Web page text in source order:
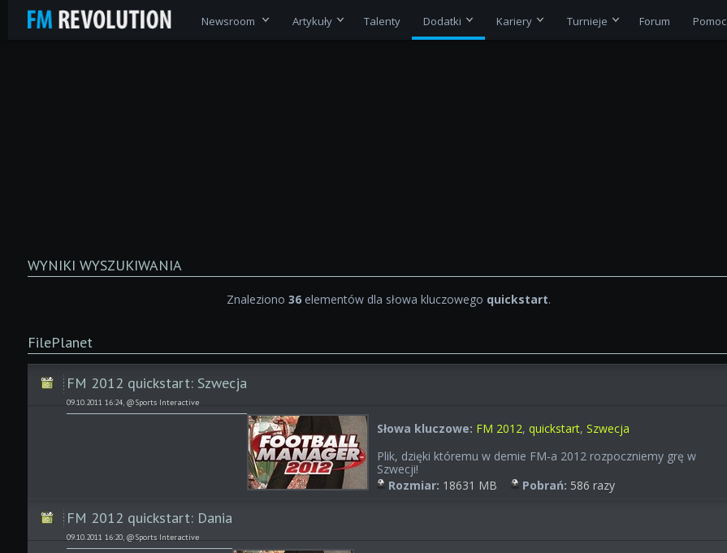
Newsroom Artykuły Talenty Dodatki Kariery Turnieje Forum Pomoc
WYNIKI WYSZUKIWANIA
Znaleziono36 elementów dla słowa kluczowego quickstart.
FilePlanet
FM 2012 quickstart: Szwecja
09.10.2011 16:24, @Sports Interactive
Słowa kluczowe: FM 2012, quickstart, Szwecja
Plik, dzięki któremu w demie FM-a 2012 rozpoczniemy grę w
Szwecji!
Rozmiar: 18631 MB Pobrań: 586 razy
FM 2012 quickstart: Dania
09.10.2011 16:20, @Sports Interactive